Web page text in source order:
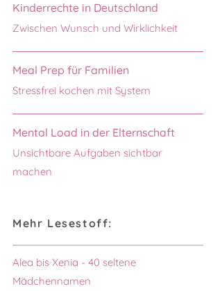
Kinderrechte in Deutschland
Zwischen Wunsch und Wirklichkeit
Meal Prep für Familien
Stressfrei kochen mit System
Mental Load in der Elternschaft
Unsichtbare Aufgaben sichtbar
machen
Mehr Lesestoff:
Alea bis Xenia - 40 seltene
Mädchennamen